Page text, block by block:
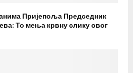
Пријепоља Председник
То мења крвну слику овог